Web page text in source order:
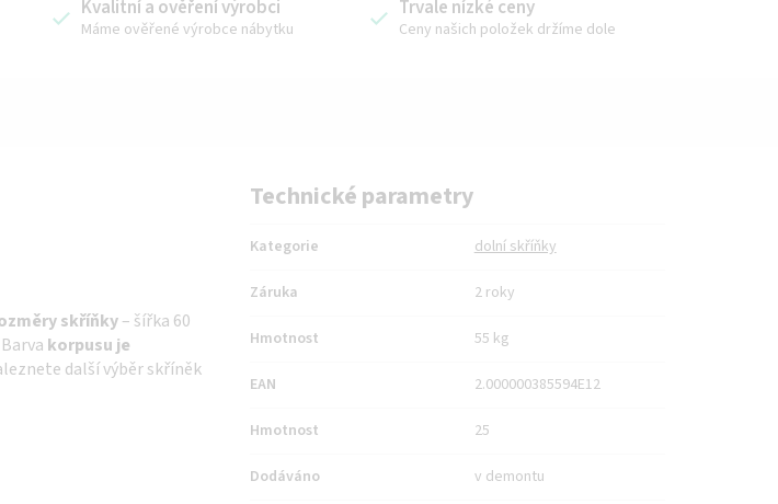
Kvalitní a ověření výrobci
Máme ověřené výrobce nábytku
Trvale nízké ceny
Ceny našich položek držíme dole
skříňky– šířka 60
korpusu je
další výběr skříněk
Technické parametry
Kategorie dolní skříňky
Záruka 2 roky
Hmotnost 55 kg
EAN 2.000000385594E12
Hmotnost 25
Dodáváno v demontu